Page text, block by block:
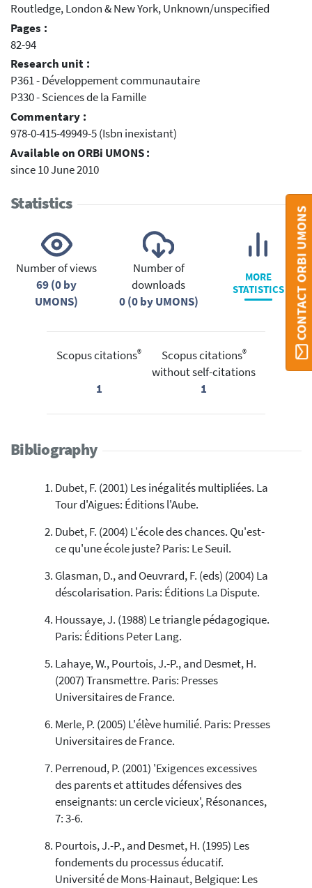
Routledge, London & New York, Unknown/unspecified
Pages :
82-94
Research unit :
P361 - Développement communautaire
P330 - Sciences de la Famille
Commentary :
978-0-415-49949-5 (Isbn inexistant)
Available on ORBi UMONS :
since 10 June 2010
Statistics
Number of views
69 (0 by
UMONS)
Number of
downloads
0 (0 by UMONS)
MORE
STATISTICS
Scopus citations®
1
Scopus citations®
without self-citations
1
Bibliography
Dubet, F. (2001) Les inégalités multipliées. La
Tour d'Aigues: Éditions l'Aube.
Dubet, F. (2004) L'école des chances. Qu'est-
ce qu'une école juste? Paris: Le Seuil.
Glasman, D., and Oeuvrard, F. (eds) (2004) La
déscolarisation. Paris: Éditions La Dispute.
Houssaye, J. (1988) Le triangle pédagogique.
Paris: Éditions Peter Lang.
Lahaye, W., Pourtois, J.-P., and Desmet, H.
(2007) Transmettre. Paris: Presses
Universitaires de France.
Merle, P. (2005) L'élève humilié. Paris: Presses
Universitaires de France.
Perrenoud, P. (2001) 'Exigences excessives
des parents et attitudes défensives des
enseignants: un cercle vicieux', Résonances,
7: 3-6.
Pourtois, J.-P., and Desmet, H. (1995) Les
fondements du processus éducatif.
Université de Mons-Hainaut, Belgique: Les
CONTACT ORBI UMONS